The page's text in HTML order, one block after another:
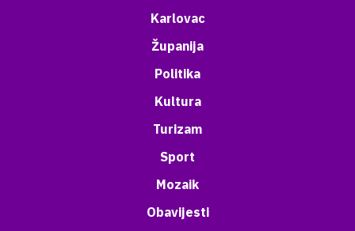
Karlovac
Županija
Politika
Kultura
Turizam
Sport
Mozaik
Obavijesti